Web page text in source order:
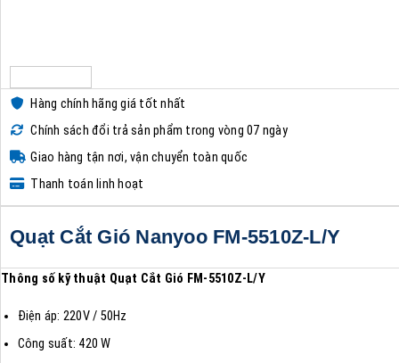
Hàng chính hãng giá tốt nhất
Chính sách đổi trả sản phẩm trong vòng 07 ngày
Giao hàng tận nơi, vận chuyển toàn quốc
Thanh toán linh hoạt
Quạt Cắt Gió Nanyoo FM-5510Z-L/Y
Thông số kỹ thuật Quạt Cắt Gió FM-5510Z-L/Y
Điện áp: 220V / 50Hz
Công suất: 420 W